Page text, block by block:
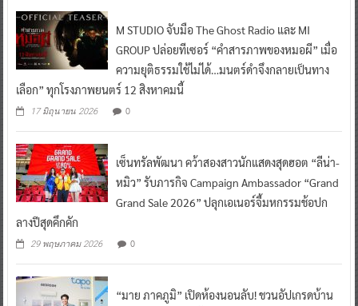
M STUDIO จับมือ The Ghost Radio และ MI
GROUP ปล่อยทีเซอร์ “คำสารภาพของหมอผี” เมื่อ
ความยุติธรรมใช้ไม่ได้…มนตร์ดำจึงกลายเป็นทาง
เลือก” ทุกโรงภาพยนตร์ 12 สิงหาคมนี้
17 มิถุนายน 2026 0
เซ็นทรัลพัฒนา คว้าสองสาวนักแสดงสุดฮอต “ลีน่า-
หมิว” รับภารกิจ Campaign Ambassador “Grand
Grand Sale 2026” ปลุกเอเนอร์จี้มหกรรมช้อปก
ลางปีสุดคึกคัก
29 พฤษภาคม 2026 0
“มาย ภาคภูมิ” เปิดห้องนอนลับ! ชวนอัปเกรดบ้าน